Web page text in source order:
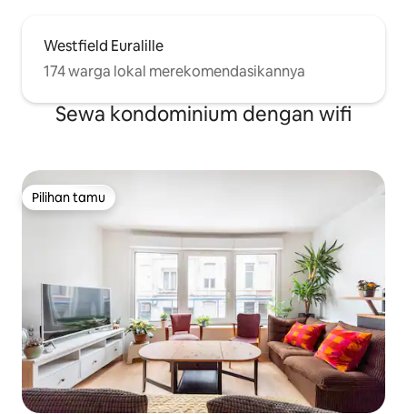
Westfield Euralille
174 warga lokal merekomendasikannya
Sewa kondominium dengan wifi
Pilihan tamu
Pilihan tamu